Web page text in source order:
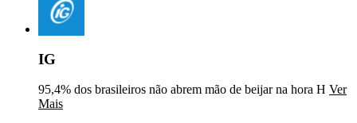
IG
95,4% dos brasileiros não abrem mão de beijar na hora H Ver
Mais